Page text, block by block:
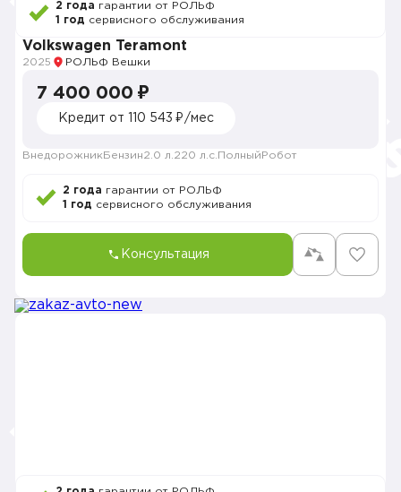
2 года гарантии от РОЛЬФ
1 год сервисного обслуживания
Volkswagen Teramont
2025 РОЛЬФ Вешки
7 400 000 ₽
Кредит от 110 543 ₽/мес
Внедорожник Бензин2.0 л. 220 л.с. Полный Робот
2 года гарантии от РОЛЬФ
1 год сервисного обслуживания
Консультация